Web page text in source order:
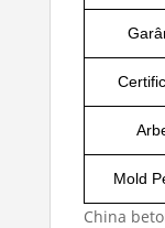
Mold
China